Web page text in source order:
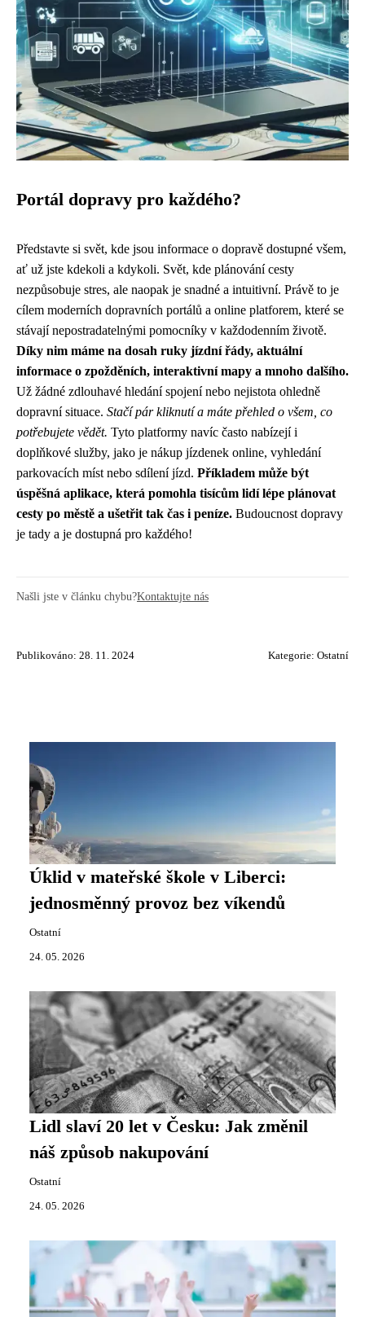
Portál dopravy pro každého?
Představte si svět, kde jsou informace o dopravě dostupné všem,
ať už jste kdekoli a kdykoli. Svět, kde plánování cesty
nezpůsobuje stres, ale naopak je snadné a intuitivní. Právě to je
cílem moderních dopravních portálů a online platforem, které se
stávají nepostradatelnými pomocníky v každodenním životě.
Díky nim máme na dosah ruky jízdní řády, aktuální
informace o zpožděních, interaktivní mapy a mnoho dalšího.
Už žádné zdlouhavé hledání spojení nebo nejistota ohledně
dopravní situace. Stačí pár kliknutí a máte přehled o všem, co
potřebujete vědět. Tyto platformy navíc často nabízejí i
doplňkové služby, jako je nákup jízdenek online, vyhledání
parkovacích míst nebo sdílení jízd. Příkladem může být
úspěšná aplikace, která pomohla tisícům lidí lépe plánovat
cesty po městě a ušetřit tak čas i peníze. Budoucnost dopravy
je tady a je dostupná pro každého!
Našli jste v článku chybu?Kontaktujte nás
Publikováno: 28. 11. 2024 Kategorie: Ostatní
Úklid v mateřské škole v Liberci:
jednosměnný provoz bez víkendů
Ostatní
24. 05. 2026
Lidl slaví 20 let v Česku: Jak změnil
náš způsob nakupování
Ostatní
24. 05. 2026